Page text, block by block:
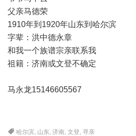
父亲马德荣
1910年到1920年山东到哈尔滨
字辈：洪中德永章
和我一个族谱宗亲联系我
祖籍：济南或文登不确定
马永龙15146605567
哈尔滨, 山东,济南,文登,寻亲